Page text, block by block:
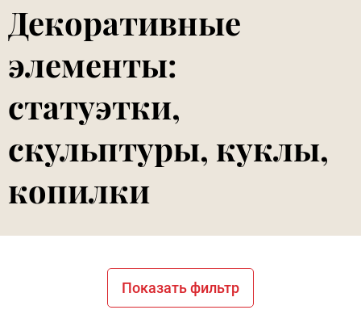
Декоративные
элементы:
статуэтки,
скульптуры, куклы,
копилки
Показать фильтр